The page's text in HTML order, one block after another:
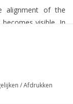
alignment of the
visible. In
/Afdrukken